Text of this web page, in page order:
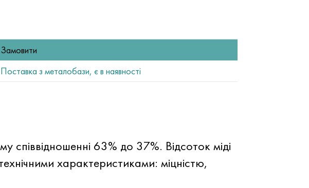
Замовити
Поставка з металобази, є в наявності
співвідношенні 63% до 37%. Відсоток міді
характеристиками: міцністю,